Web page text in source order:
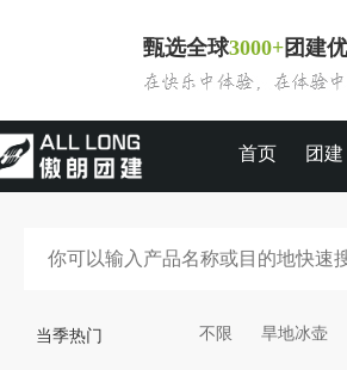
甄选全球3000+团建
首页 团建
当季热门 不限 旱地冰壶